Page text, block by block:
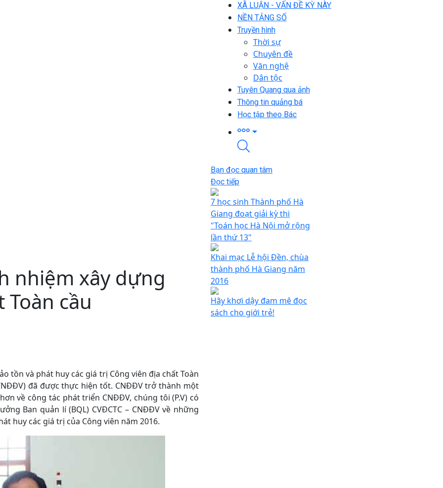
XÃ LUẬN - VẤN ĐỀ KỲ NÀY
NỀN TẢNG SỐ
Truyền hình
Thời sự
Chuyên đề
Văn nghệ
Dân tộc
Tuyên Quang qua ảnh
Thông tin quảng bá
Học tập theo Bác
nhiệm xây dựng
Toàn cầu
tồn và phát huy các giá trị Công viên địa chất Toàn
đã được thực hiện tốt. CNĐĐV trở thành một
về công tác phát triển CNĐĐV, chúng tôi (P.V) có
Ban quản lí (BQL) CVĐCTC – CNĐĐV về những
huy các giá trị của Công viên năm 2016.
Bạn đọc quan tâm
Đọc tiếp
7 học sinh Thành phố Hà
Giang đoạt giải kỳ thi
"Toán học Hà Nội mở rộng
lần thứ 13"
Khai mạc Lễ hội Đền, chùa
thành phố Hà Giang năm
2016
Hãy khơi dậy đam mê đọc
sách cho giới trẻ!